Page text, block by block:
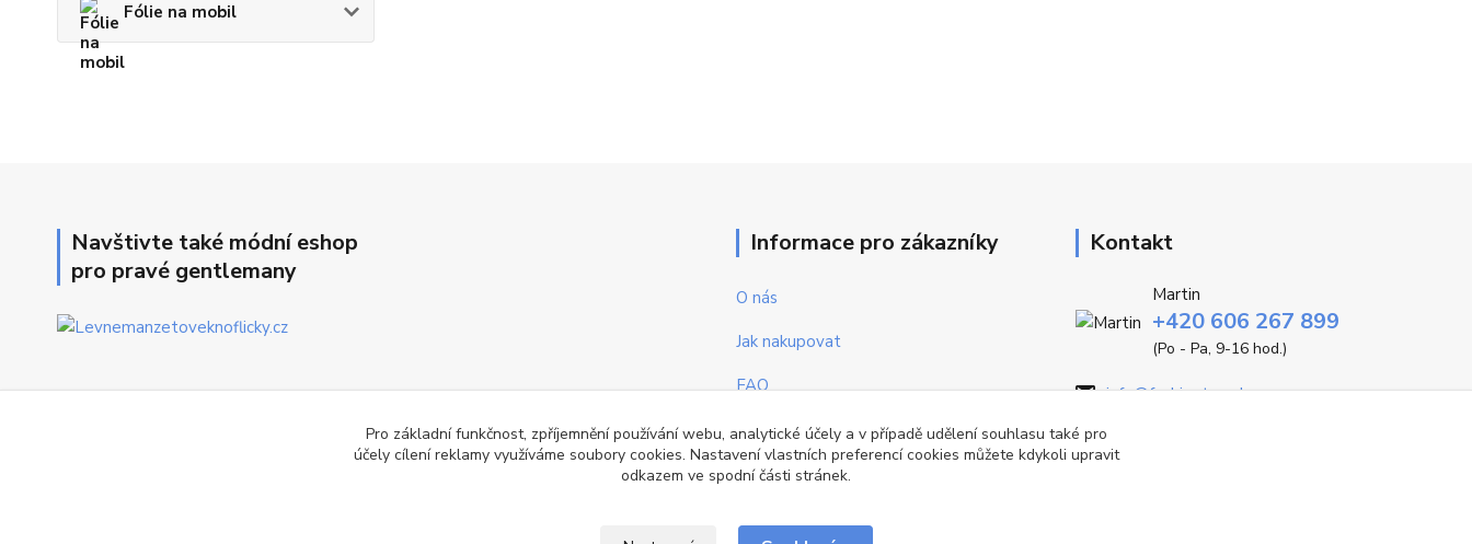
Fólie na mobil
Navštivte také módní eshop
pro pravé gentlemany
Informace pro zákazníky
O nás
Jak nakupovat
FAQ
Obchodní podmínky
Kontakty
Kontakt
Martin
+420 606 267 899
(Po - Pa, 9-16 hod.)
info@fashiontrend.cz
Pro základní funkčnost, zpříjemnění používání webu, analytické účely a v případě udělení souhlasu také pro
účely cílení reklamy využíváme soubory cookies. Nastavení vlastních preferencí cookies můžete kdykoli upravit
odkazem ve spodní části stránek.